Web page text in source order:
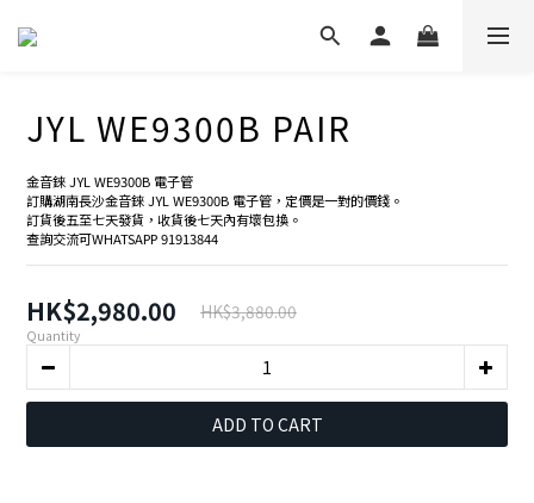
JYL WE9300B PAIR
金音錸 JYL WE9300B 電子管
訂購湖南長沙金音錸 JYL WE9300B 電子管，定價是一對的價錢。
訂貨後五至七天發貨，收貨後七天內有壞包換。
查詢交流可WHATSAPP 91913844
HK$2,980.00 HK$3,880.00
Quantity
ADD TO CART